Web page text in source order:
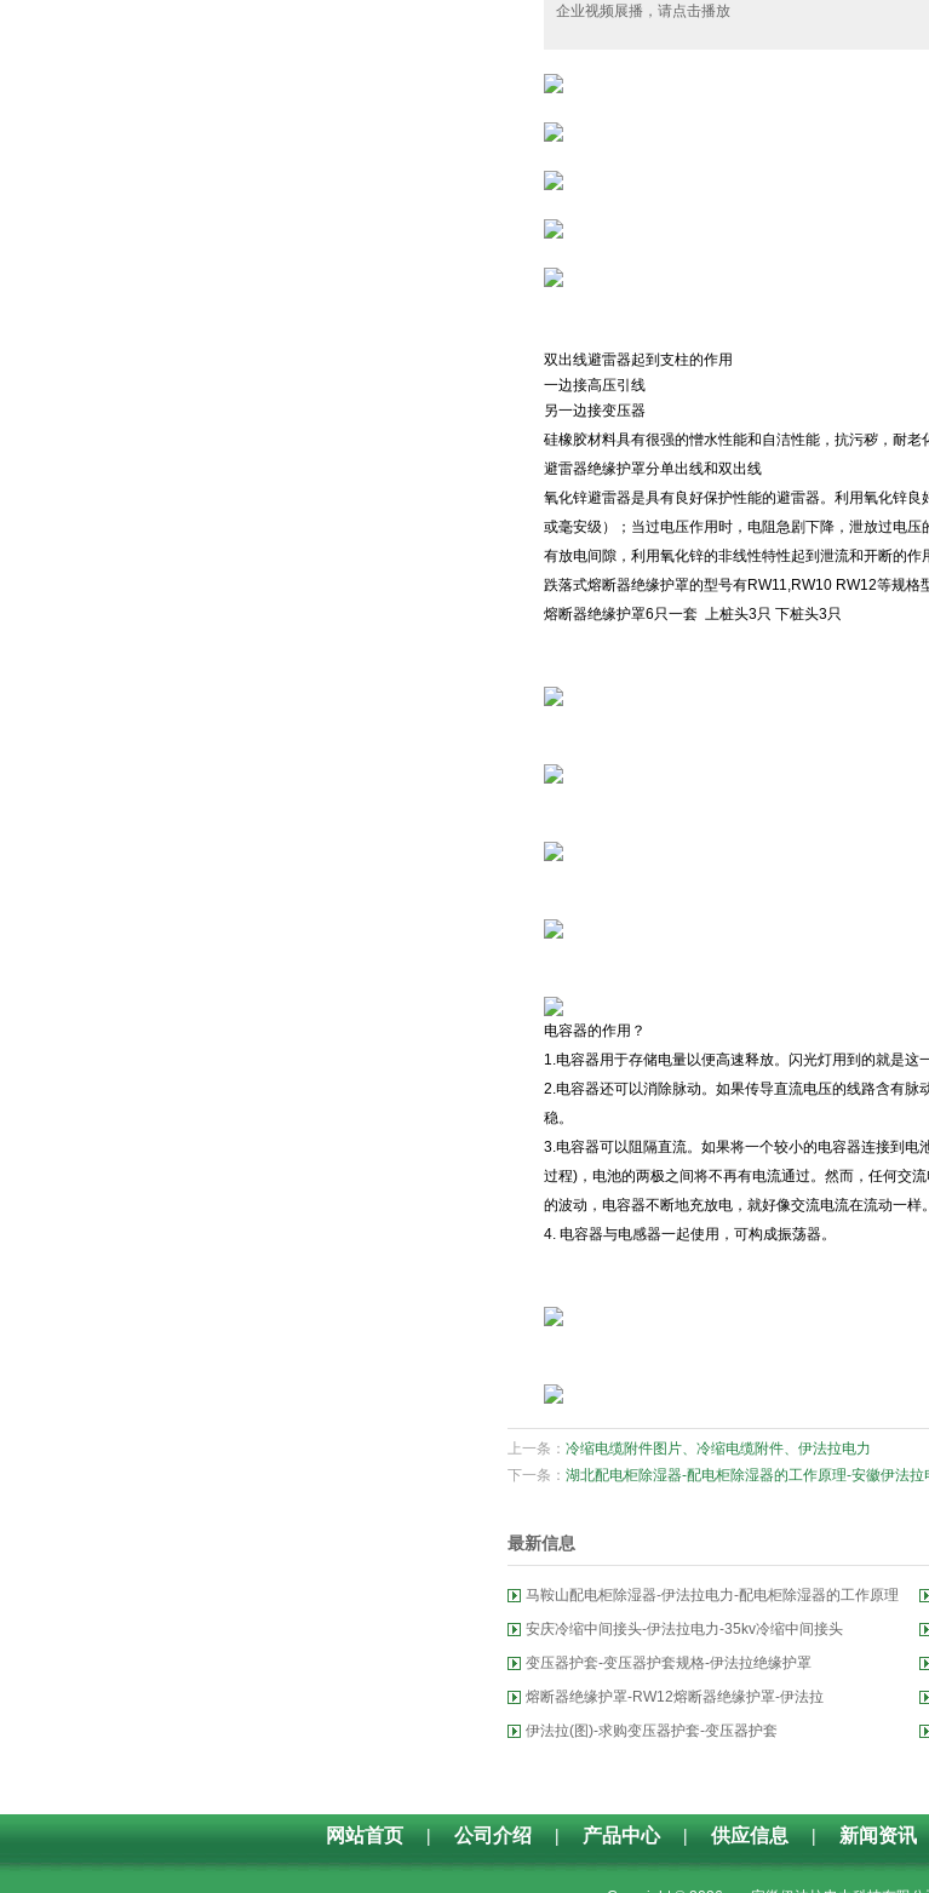
企业视频展播，请点击播放
双出线避雷器起到支柱的作用
一边接高压引线
另一边接变压器
硅橡胶材料具有很强的憎水性能和自洁性能，抗污秽，耐老
避雷器绝缘护罩分单出线和双出线
氧化锌避雷器是具有良好保护性能的避雷器。利用氧化锌
或毫安级）；当过电压作用时，电阻急剧下降，泄放过电
有放电间隙，利用氧化锌的非线性特性起到泄流和开断的作
跌落式熔断器绝缘护罩的型号有RW11,RW10 RW12等规格
熔断器绝缘护罩6只一套 上桩头3只 下桩头3只
电容器的作用？
1.电容器用于存储电量以便高速释放。闪光灯用到的就是这
2.电容器还可以消除脉动。如果传导直流电压的线路含有
稳。
3.电容器可以阻隔直流。如果将一个较小的电容器连接到
过程)，电池的两极之间将不再有电流通过。然而，任何交
的波动，电容器不断地充放电，就好像交流电流在流动一样。
4. 电容器与电感器一起使用，可构成振荡器。
上一条： 冷缩电缆附件图片、冷缩电缆附件、伊法拉电力
下一条： 湖北配电柜除湿器-配电柜除湿器的工作原理-安徽伊法拉
最新信息
马鞍山配电柜除湿器-伊法拉电力-配电柜除湿器的工作原理
安庆冷缩中间接头-伊法拉电力-35kv冷缩中间接头
变压器护套-变压器护套规格-伊法拉绝缘护罩
熔断器绝缘护罩-RW12熔断器绝缘护罩-伊法拉
伊法拉(图)-求购变压器护套-变压器护套
网站首页 | 公司介绍 | 产品中心 | 供应信息 | 新闻资讯